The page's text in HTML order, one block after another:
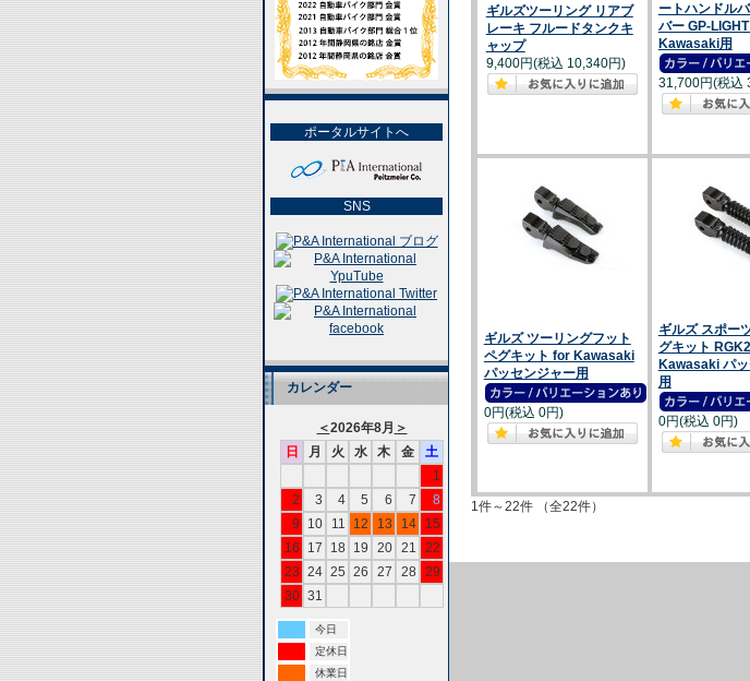
ポータルサイトへ
SNS
カレンダー
＜2026年8月 ＞
日
月 火 水 木 金
土
1
2
3 4 5 6 7
8
9
10 11 12 13 14
15
16
17 18 19 20 21
22
23 24 25 26 27 28
29
30 31
今日
定休日
休業日
ギルズツーリング リアブ
レーキ フルードタンクキ
ャップ
9,400円(税込 10,340円)
ートハンドル
バー GP-
Kawasaki用
31,700円(税込
ギルズ ツーリングフット
ペグキット for Kawasaki
パッセンジャー用
0円(税込 0円)
ギルズ スポー
グキット
Kawasaki パ
用
0円(税込 0円)
1件～22件 （全22件）